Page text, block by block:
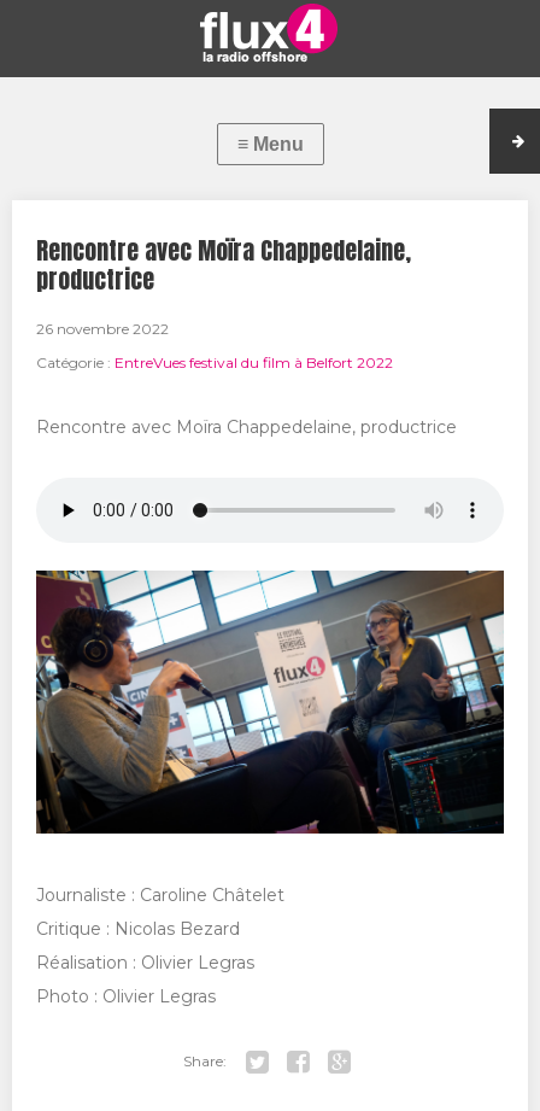
Rencontre avec Moïra Chappedelaine,
productrice
26 novembre 2022
Catégorie : EntreVues festival du film à Belfort 2022
Rencontre avec Moïra Chappedelaine, productrice
Journaliste : Caroline Châtelet
Critique : Nicolas Bezard
Réalisation : Olivier Legras
Photo : Olivier Legras
Share: